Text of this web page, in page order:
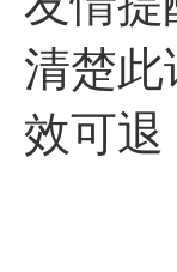
清楚
效可退